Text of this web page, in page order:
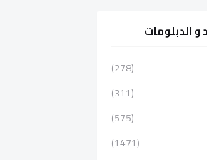
الدبلومات
(278)
(311)
(575)
(1471)